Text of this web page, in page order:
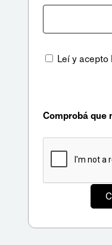
Leí y acepto
Comprobá que